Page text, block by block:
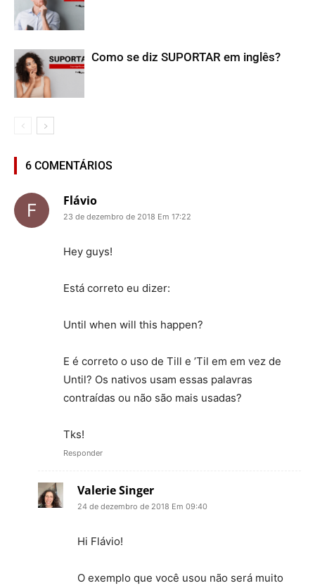
Como se diz SUPORTAR em inglês?
6 COMENTÁRIOS
Flávio
23 de dezembro de 2018 Em 17:22
Hey guys!
Está correto eu dizer:
Until when will this happen?
E é correto o uso de Till e ’Til em em vez de
Until? Os nativos usam essas palavras
contraídas ou não são mais usadas?
Tks!
Responder
Valerie Singer
24 de dezembro de 2018 Em 09:40
Hi Flávio!
O exemplo que você usou não será muito